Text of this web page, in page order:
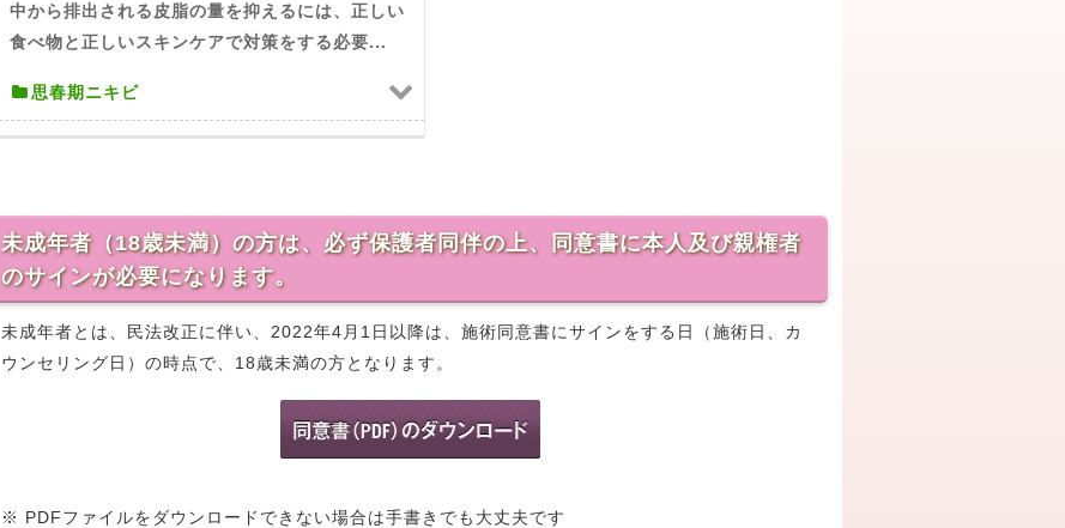
中から排出される皮脂の量を抑えるには、正しい
食べ物と正しいスキンケアで対策をする必要...
思春期ニキビ
未成年者（18歳未満）の方は、必ず保護者同伴の上、同意書に本人及び親権者
のサインが必要になります。
未成年者とは、民法改正に伴い、2022年4月1日以降は、施術同意書にサインをする日（施術日、カ
ウンセリング日）の時点で、18歳未満の方となります。
※ PDFファイルをダウンロードできない場合は手書きでも大丈夫です